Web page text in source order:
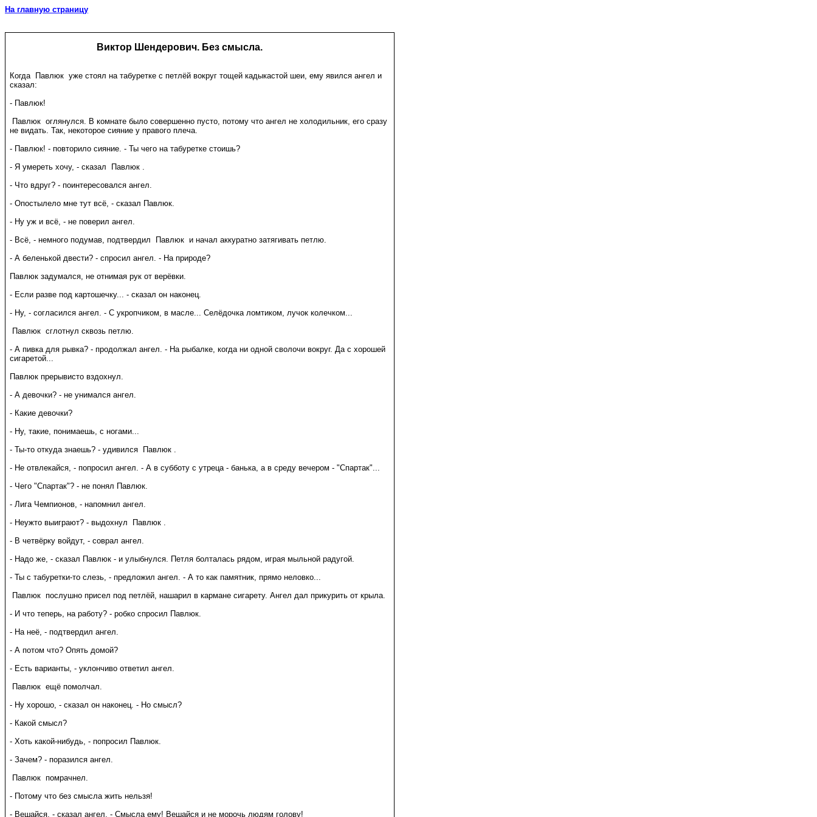
На главную страницу
Виктор Шендерович. Без смысла.
Когда Павлюк уже стоял на табуретке с петлёй вокруг тощей кадыкастой шеи, ему явился ангел и
сказал:
- Павлюк!
Павлюк оглянулся. В комнате было совершенно пусто, потому что ангел не холодильник, его сразу
не видать. Так, некоторое сияние у правого плеча.
- Павлюк! - повторило сияние. - Ты чего на табуретке стоишь?
- Я умереть хочу, - сказал Павлюк .
- Что вдруг? - поинтересовался ангел.
- Опостылело мне тут всё, - сказал Павлюк.
- Ну уж и всё, - не поверил ангел.
- Всё, - немного подумав, подтвердил Павлюк и начал аккуратно затягивать петлю.
- А беленькой двести? - спросил ангел. - На природе?
Павлюк задумался, не отнимая рук от верёвки.
- Если разве под картошечку... - сказал он наконец.
- Ну, - согласился ангел. - С укропчиком, в масле... Селёдочка ломтиком, лучок колечком...
Павлюк сглотнул сквозь петлю.
- А пивка для рывка? - продолжал ангел. - На рыбалке, когда ни одной сволочи вокруг. Да с хорошей
сигаретой...
Павлюк прерывисто вздохнул.
- А девочки? - не унимался ангел.
- Какие девочки?
- Ну, такие, понимаешь, с ногами...
- Ты-то откуда знаешь? - удивился Павлюк .
- Не отвлекайся, - попросил ангел. - А в субботу с утреца - банька, а в среду вечером - "Спартак"...
- Чего "Спартак"? - не понял Павлюк.
- Лига Чемпионов, - напомнил ангел.
- Неужто выиграют? - выдохнул Павлюк .
- В четвёрку войдут, - соврал ангел.
- Надо же, - сказал Павлюк - и улыбнулся. Петля болталась рядом, играя мыльной радугой.
- Ты с табуретки-то слезь, - предложил ангел. - А то как памятник, прямо неловко...
Павлюк послушно присел под петлёй, нашарил в кармане сигарету. Ангел дал прикурить от крыла.
- И что теперь, на работу? - робко спросил Павлюк.
- На неё, - подтвердил ангел.
- А потом что? Опять домой?
- Есть варианты, - уклончиво ответил ангел.
Павлюк ещё помолчал.
- Ну хорошо, - сказал он наконец. - Но смысл?
- Какой смысл?
- Хоть какой-нибудь, - попросил Павлюк.
- Зачем? - поразился ангел.
Павлюк помрачнел.
- Потому что без смысла жить нельзя!
- Вешайся, - сказал ангел. - Смысла ему! Вешайся и не морочь людям голову!